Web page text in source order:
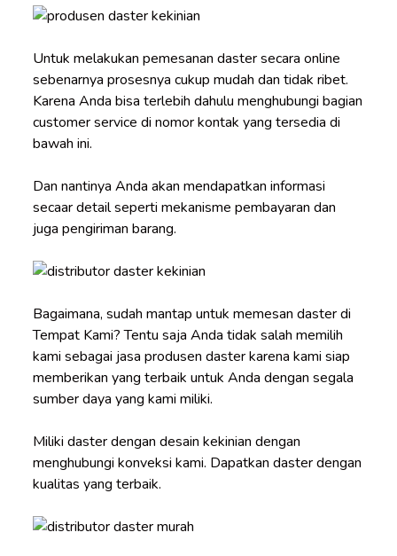
Untuk melakukan pemesanan daster secara online
sebenarnya prosesnya cukup mudah dan tidak ribet.
Karena Anda bisa terlebih dahulu menghubungi bagian
customer service di nomor kontak yang tersedia di
bawah ini.
Dan nantinya Anda akan mendapatkan informasi
secaar detail seperti mekanisme pembayaran dan
juga pengiriman barang.
Bagaimana, sudah mantap untuk memesan daster di
Tempat Kami? Tentu saja Anda tidak salah memilih
kami sebagai jasa produsen daster karena kami siap
memberikan yang terbaik untuk Anda dengan segala
sumber daya yang kami miliki.
Miliki daster dengan desain kekinian dengan
menghubungi konveksi kami. Dapatkan daster dengan
kualitas yang terbaik.